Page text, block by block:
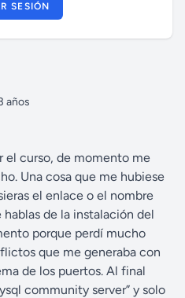
SESIÓN
años
el curso, de momento me
Una cosa que me hubiese
el enlace o el nombre
de la instalación del
porque perdí mucho
que me generaba con
de los puertos. Al final
community server” y solo